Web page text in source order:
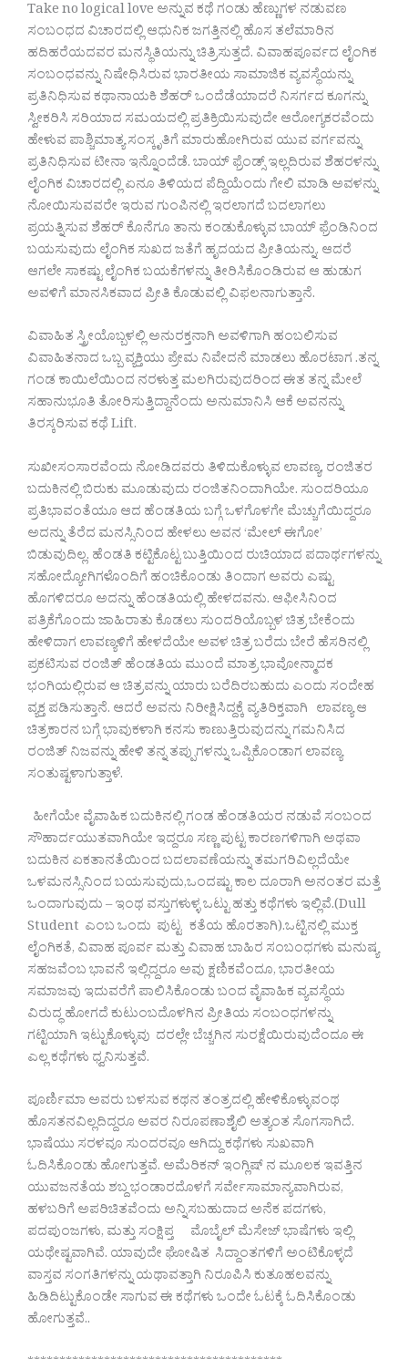
Take no logical love ಅನ್ನುವ ಕಥೆ ಗಂಡು ಹೆಣ್ಣುಗಳ ನಡುವಣ
ಸಂಬಂಧದ ವಿಚಾರದಲ್ಲಿ ಆಧುನಿಕ ಜಗತ್ತಿನಲ್ಲಿ ಹೊಸ ತಲೆಮಾರಿನ
ಹದಿಹರೆಯದವರ ಮನಸ್ಥಿತಿಯನ್ನು ಚಿತ್ರಿಸುತ್ತದೆ. ವಿವಾಹಪೂರ್ವದ ಲೈಂಗಿಕ
ಸಂಬಂಧವನ್ನು ನಿಷೇಧಿಸಿರುವ ಭಾರತೀಯ ಸಾಮಾಜಿಕ ವ್ಯವಸ್ಥೆಯನ್ನು
ಪ್ರತಿನಿಧಿಸುವ ಕಥಾನಾಯಕಿ ಶೆಹರ್ ಒಂದೆಡೆಯಾದರೆ ನಿಸರ್ಗದ ಕೂಗನ್ನು
ಸ್ವೀಕರಿಸಿ ಸರಿಯಾದ ಸಮಯದಲ್ಲಿ ಪ್ರತಿಕ್ರಿಯಿಸುವುದೇ ಆರೋಗ್ಯಕರವೆಂದು
ಹೇಳುವ ಪಾಶ್ಚಿಮಾತ್ಯ ಸಂಸ್ಕೃತಿಗೆ ಮಾರುಹೋಗಿರುವ ಯುವ ವರ್ಗವನ್ನು
ಪ್ರತಿನಿಧಿಸುವ ಟೀನಾ ಇನ್ನೊಂದೆಡೆ. ಬಾಯ್ ಫ್ರೆಂಡ್ಸ್‌ ಇಲ್ಲದಿರುವ ಶೆಹರಳನ್ನು
ಲೈಂಗಿಕ ವಿಚಾರದಲ್ಲಿ ಏನೂ ತಿಳಿಯದ ಪೆದ್ದಿಯೆಂದು ಗೇಲಿ ಮಾಡಿ ಅವಳನ್ನು
ನೋಯಿಸುವವರೇ ಇರುವ ಗುಂಪಿನಲ್ಲಿ ಇರಲಾಗದೆ ಬದಲಾಗಲು
ಪ್ರಯತ್ನಿಸುವ ಶೆಹರ್ ಕೊನೆಗೂ ತಾನು ಕಂಡುಕೊಳ್ಳುವ ಬಾಯ್ ಫ್ರೆಂಡಿನಿಂದ
ಬಯಸುವುದು ಲೈಂಗಿಕ ಸುಖದ ಜತೆಗೆ ಹೃದಯದ ಪ್ರೀತಿಯನ್ನು. ಆದರೆ
ಆಗಲೇ ಸಾಕಷ್ಟು ಲೈಂಗಿಕ ಬಯಕೆಗಳನ್ನು ತೀರಿಸಿಕೊಂಡಿರುವ ಆ ಹುಡುಗ
ಅವಳಿಗೆ ಮಾನಸಿಕವಾದ ಪ್ರೀತಿ ಕೊಡುವಲ್ಲಿ ವಿಫಲನಾಗುತ್ತಾನೆ.
ವಿವಾಹಿತ ಸ್ತ್ರೀಯೊಬ್ಬಳಲ್ಲಿ ಅನುರಕ್ತನಾಗಿ ಅವಳಿಗಾಗಿ ಹಂಬಲಿಸುವ
ವಿವಾಹಿತನಾದ ಒಬ್ಬ ವ್ಯಕ್ತಿಯು ಪ್ರೇಮ ನಿವೇದನೆ ಮಾಡಲು ಹೊರಟಾಗ .ತನ್ನ
ಗಂಡ ಕಾಯಿಲೆಯಿಂದ ನರಳುತ್ತ ಮಲಗಿರುವುದರಿಂದ ಈತ ತನ್ನ ಮೇಲೆ
ಸಹಾನುಭೂತಿ ತೋರಿಸುತ್ತಿದ್ದಾನೆಂದು ಅನುಮಾನಿಸಿ ಆಕೆ ಅವನನ್ನು
ತಿರಸ್ಕರಿಸುವ ಕಥೆ Lift.
ಸುಖೀಸಂಸಾರವೆಂದು ನೋಡಿದವರು ತಿಳಿದುಕೊಳ್ಳುವ ಲಾವಣ್ಯ, ರಂಜಿತರ
ಬದುಕಿನಲ್ಲಿ ಬಿರುಕು ಮೂಡುವುದು ರಂಜಿತನಿಂದಾಗಿಯೇ. ಸುಂದರಿಯೂ
ಪ್ರತಿಭಾವಂತೆಯೂ ಆದ ಹೆಂಡತಿಯ ಬಗ್ಗೆ ಒಳಗೊಳಗೇ ಮೆಚ್ಚುಗೆಯಿದ್ದರೂ
ಅದನ್ನು ತೆರೆದ ಮನಸ್ಸಿನಿಂದ ಹೇಳಲು ಅವನ ‘ಮೇಲ್ ಈಗೋ’
ಬಿಡುವುದಿಲ್ಲ. ಹೆಂಡತಿ ಕಟ್ಟಿಕೊಟ್ಟ ಬುತ್ತಿಯಿಂದ ರುಚಿಯಾದ ಪದಾರ್ಥಗಳನ್ನು
ಸಹೋದ್ಯೋಗಿಗಳೊಂದಿಗೆ ಹಂಚಿಕೊಂಡು ತಿಂದಾಗ ಅವರು ಎಷ್ಟು
ಹೊಗಳಿದರೂ ಅದನ್ನು ಹೆಂಡತಿಯಲ್ಲಿ ಹೇಳದವನು. ಆಫೀಸಿನಿಂದ
ಪತ್ರಿಕೆಗೊಂದು ಜಾಹಿರಾತು ಕೊಡಲು ಸುಂದರಿಯೊಬ್ಬಳ ಚಿತ್ರ ಬೇಕೆಂದು
ಹೇಳಿದಾಗ ಲಾವಣ್ಯಳಿಗೆ ಹೇಳದೆಯೇ ಅವಳ ಚಿತ್ರ ಬರೆದು ಬೇರೆ ಹೆಸರಿನಲ್ಲಿ
ಪ್ರಕಟಿಸುವ ರಂಜಿತ್ ಹೆಂಡತಿಯ ಮುಂದೆ ಮಾತ್ರ ಭಾವೋನ್ಮಾದಕ
ಭಂಗಿಯಲ್ಲಿರುವ ಆ ಚಿತ್ರವನ್ನು ಯಾರು ಬರೆದಿರಬಹುದು ಎಂದು ಸಂದೇಹ
ವ್ಯಕ್ತ ಪಡಿಸುತ್ತಾನೆ. ಆದರೆ ಅವನು ನಿರೀಕ್ಷಿಸಿದ್ದಕ್ಕೆ ವ್ಯತಿರಿಕ್ತವಾಗಿ ಲಾವಣ್ಯ ಆ
ಚಿತ್ರಕಾರನ ಬಗ್ಗೆ ಭಾವುಕಳಾಗಿ ಕನಸು ಕಾಣುತ್ತಿರುವುದನ್ನು ಗಮನಿಸಿದ
ರಂಜಿತ್ ನಿಜವನ್ನು ಹೇಳಿ ತನ್ನ ತಪ್ಪುಗಳನ್ನು ಒಪ್ಪಿಕೊಂಡಾಗ ಲಾವಣ್ಯ
ಸಂತುಷ್ಟಳಾಗುತ್ತಾಳೆ.
ಹೀಗೆಯೇ ವೈವಾಹಿಕ ಬದುಕಿನಲ್ಲಿ ಗಂಡ ಹೆಂಡತಿಯರ ನಡುವೆ ಸಂಬಂದ
ಸೌಹಾರ್ದಯುತವಾಗಿಯೇ ಇದ್ದರೂ ಸಣ್ಣ ಪುಟ್ಟ ಕಾರಣಗಳಿಗಾಗಿ ಅಥವಾ
ಬದುಕಿನ ಏಕತಾನತೆಯಿಂದ ಬದಲಾವಣೆಯನ್ನು ತಮಗರಿವಿಲ್ಲದೆಯೇ
ಒಳಮನಸ್ಸಿನಿಂದ ಬಯಸುವುದು,ಒಂದಷ್ಟು ಕಾಲ ದೂರಾಗಿ ಅನಂತರ ಮತ್ತೆ
ಒಂದಾಗುವುದು – ಇಂಥ ವಸ್ತುಗಳುಳ್ಳ ಒಟ್ಟು ಹತ್ತು ಕಥೆಗಳು ಇಲ್ಲಿವೆ.(Dull
Student ಎಂಬ ಒಂದು ಪುಟ್ಟ ಕತೆಯ ಹೊರತಾಗಿ).ಒಟ್ಟಿನಲ್ಲಿ ಮುಕ್ತ
ಲೈಂಗಿಕತೆ, ವಿವಾಹ ಪೂರ್ವ ಮತ್ತು ವಿವಾಹ ಬಾಹಿರ ಸಂಬಂಧಗಳು ಮನುಷ್ಯ
ಸಹಜವೆಂಬ ಭಾವನೆ ಇಲ್ಲಿದ್ದರೂ ಅವು ಕ್ಷಣಿಕವೆಂದೂ, ಭಾರತೀಯ
ಸಮಾಜವು ಇದುವರೆಗೆ ಪಾಲಿಸಿಕೊಂಡು ಬಂದ ವೈವಾಹಿಕ ವ್ಯವಸ್ಥೆಯ
ವಿರುದ್ಧ ಹೋಗದೆ ಕುಟುಂಬದೊಳಗಿನ ಪ್ರೀತಿಯ ಸಂಬಂಧಗಳನ್ನು
ಗಟ್ಟಿಯಾಗಿ ಇಟ್ಟುಕೊಳ್ಳುವು ದರಲ್ಲೇ ಬೆಚ್ಚಗಿನ ಸುರಕ್ಷೆಯಿರುವುದೆಂದೂ ಈ
ಎಲ್ಲ ಕಥೆಗಳು ಧ್ವನಿಸುತ್ತವೆ.
ಪೂರ್ಣಿಮಾ ಅವರು ಬಳಸುವ ಕಥನ ತಂತ್ರದಲ್ಲಿ ಹೇಳಿಕೊಳ್ಳುವಂಥ
ಹೊಸತನವಿಲ್ಲದಿದ್ದರೂ ಅವರ ನಿರೂಪಣಾಶೈಲಿ ಅತ್ಯಂತ ಸೊಗಸಾಗಿದೆ.
ಭಾಷೆಯು ಸರಳವೂ ಸುಂದರವೂ ಆಗಿದ್ದು ಕಥೆಗಳು ಸುಖವಾಗಿ
ಓದಿಸಿಕೊಂಡು ಹೋಗುತ್ತವೆ. ಅಮೆರಿಕನ್ ಇಂಗ್ಲಿಷ್ ನ ಮೂಲಕ ಇವತ್ತಿನ
ಯುವಜನತೆಯ ಶಬ್ದ ಭಂಡಾರದೊಳಗೆ ಸರ್ವೇಸಾಮಾನ್ಯವಾಗಿರುವ,
ಹಳಬರಿಗೆ ಅಪರಿಚಿತವೆಂದು ಅನ್ನಿಸಬಹುದಾದ ಅನೆಕ ಪದಗಳು,
ಪದಪುಂಜಗಳು, ಮತ್ತು ಸಂಕ್ಷಿಪ್ತ ಮೊಬೈಲ್ ಮೆಸೇಜ್ ಭಾಷೆಗಳು ಇಲ್ಲಿ
ಯಥೇಷ್ಟವಾಗಿವೆ. ಯಾವುದೇ ಘೋಷಿತ ಸಿದ್ದಾಂತಗಳಿಗೆ ಅಂಟಿಕೊಳ್ಳದೆ
ವಾಸ್ತವ ಸಂಗತಿಗಳನ್ನು ಯಥಾವತ್ತಾಗಿ ನಿರೂಪಿಸಿ ಕುತೂಹಲವನ್ನು
ಹಿಡಿದಿಟ್ಟುಕೊಂಡೇ ಸಾಗುವ ಈ ಕಥೆಗಳು ಒಂದೇ ಓಟಕ್ಕೆ ಓದಿಸಿಕೊಂಡು
ಹೋಗುತ್ತವೆ..